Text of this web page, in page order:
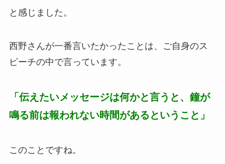
と感じました。
西野さんが一番言いたかったことは、ご自身のス
ピーチの中で言っています。
「伝えたいメッセージは何かと言うと、鐘が
鳴る前は報われない時間があるということ」
このことですね。